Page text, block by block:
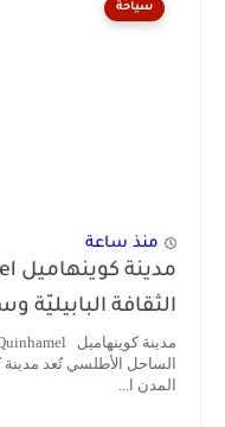
سياحة
منذ ساعة
الثقافة
المدن ا...